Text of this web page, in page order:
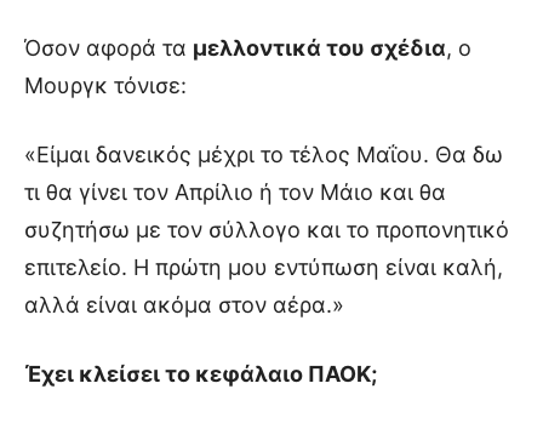
Όσον αφορά τα μελλοντικά του σχέδια, ο
Μουργκ τόνισε:
«Είμαι δανεικός μέχρι το τέλος Μαΐου. Θα δω
τι θα γίνει τον Απρίλιο ή τον Μάιο και θα
συζητήσω με τον σύλλογο και το προπονητικό
επιτελείο. Η πρώτη μου εντύπωση είναι καλή,
αλλά είναι ακόμα στον αέρα.»
Έχει κλείσει το κεφάλαιο ΠΑΟΚ;